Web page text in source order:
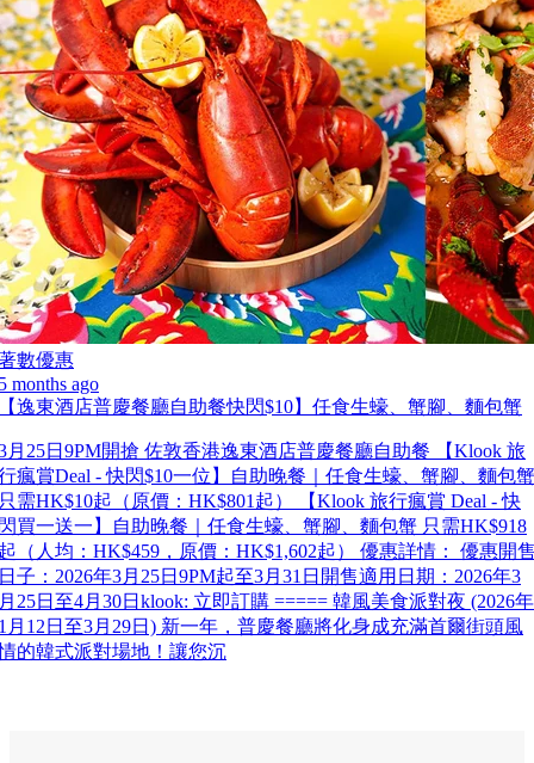
數優惠
months ago
逸東酒店普慶餐廳自助餐快閃$10】任食生蠔、蟹腳、麵包蟹
月25日9PM開搶 佐敦香港逸東酒店普慶餐廳自助餐 【Klook 旅
瘋賞Deal - 快閃$10一位】自助晚餐｜任食生蠔、蟹腳、麵包蟹
需HK$10起（原價：HK$801起） 【Klook 旅行瘋賞 Deal - 快
買一送一】自助晚餐｜任食生蠔、蟹腳、麵包蟹 只需HK$918
（人均：HK$459，原價：HK$1,602起） 優惠詳情： 優惠開
子：2026年3月25日9PM起至3月31日開售適用日期：2026年3
25日至4月30日klook: 立即訂購 ===== 韓風美食派對夜 (2026年
月12日至3月29日) 新一年，普慶餐廳將化身成充滿首爾街頭風
的韓式派對場地！讓您沉